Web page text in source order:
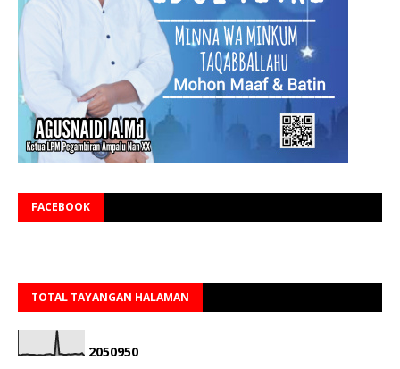
FACEBOOK
TOTAL TAYANGAN HALAMAN
2050950